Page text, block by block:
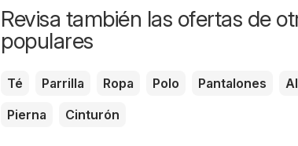
Revisa también las ofertas de
populares
Té Parrilla Ropa Polo Pantalones
Pierna
Cinturón